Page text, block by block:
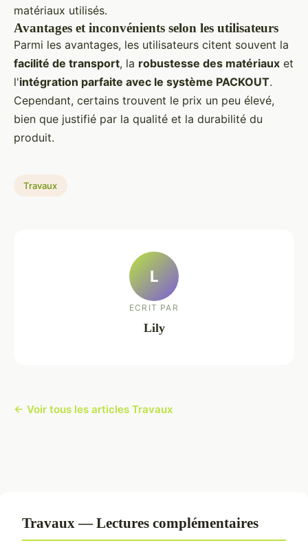
matériaux utilisés.
Avantages et inconvénients selon les utilisateurs
Parmi les avantages, les utilisateurs citent souvent la
facilité de transport, la robustesse des matériaux et
l'intégration parfaite avec le système PACKOUT.
Cependant, certains trouvent le prix un peu élevé,
bien que justifié par la qualité et la durabilité du
produit.
Travaux
L
ECRIT PAR
Lily
← Voir tous les articles Travaux
Travaux — Lectures complémentaires